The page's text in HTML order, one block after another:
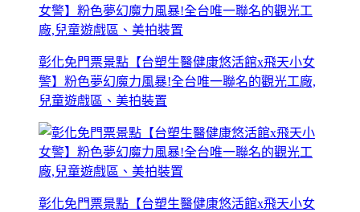
彰化免門票景點【台塑生醫健康悠活館x飛天小女
警】粉色夢幻魔力風暴!全台唯一聯名的觀光工廠,
兒童遊戲區、美拍裝置
彰化免門票景點【台塑生醫健康悠活館x飛天小女